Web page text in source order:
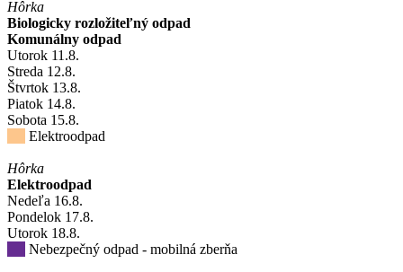
Hôrka
Biologicky rozložiteľný odpad
Komunálny odpad
Utorok 11 .8.
Streda 12.8.
Štvrtok 13.8.
Piatok 14.8.
Sobota 15.8.
Elektroodpad
Hôrka
Elektroodpad
Nedeľa 16.8.
Pondelok 17.8.
Utorok 18.8.
Nebezpečný odpad - mobilná zberňa